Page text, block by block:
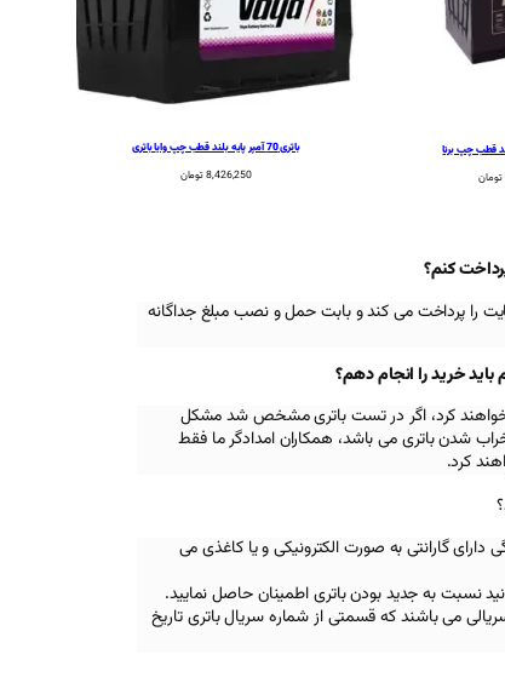
تومان
باتری 70 آمپر پایه بلند قطب چپ وایا باتری
8,426,250تومان
کنم؟
را پرداخت می کند و بابت حمل و نصب مبلغ جداگانه
خرید را انجام دهم؟
خواهند کرد، اگر در تست باتری مشخص شد مشکل
شدن باتری می باشد، همکاران امدادگر ما فقط
کرد.
گارانتی به صورت الکترونیکی و یا کاغذی می
نسبت به جدید بودن باتری اطمینان حاصل نمایید.
می باشند که قسمتی از شماره سریال باتری تاریخ